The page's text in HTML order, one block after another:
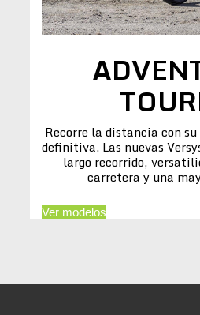
Recorre la distancia con
definitiva. Las nuevas
largo recorrido,
carretera y una
Ver modelos